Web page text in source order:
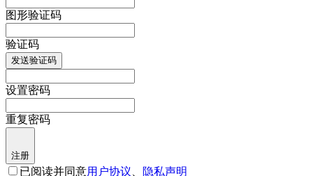
图形验证码
验证码
发送验证码
设置密码
重复密码
注册
已阅读并同意用户协议 隐私声明